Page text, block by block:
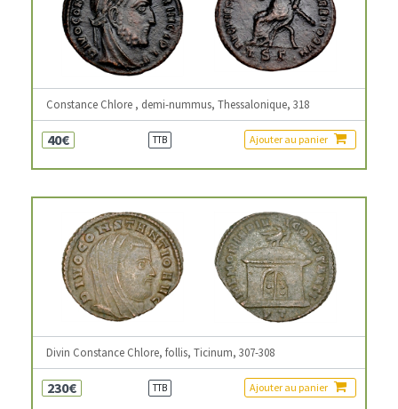
Constance Chlore , demi-nummus, Thessalonique, 318
40€ TTB Ajouter au panier
Divin Constance Chlore, follis, Ticinum, 307-308
230€ TTB Ajouter au panier